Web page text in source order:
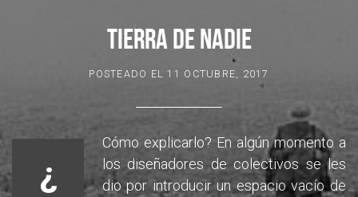
TIERRA DE NADIE
POSTEADO EL11 OCTUBRE, 2017
¿
Cómo explicarlo? En algún momento a
los diseñadores de colectivos se les
dio por introducir un espacio vacío de